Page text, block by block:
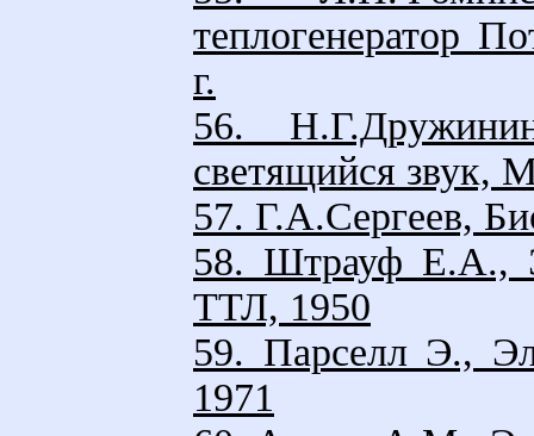
теплогенератор
г.
56.
светящийся звук,
57. Г.А.Сергеев,
58. Штрауф Е.А.,
ТТЛ, 1950
59. Парселл Э.,
1971